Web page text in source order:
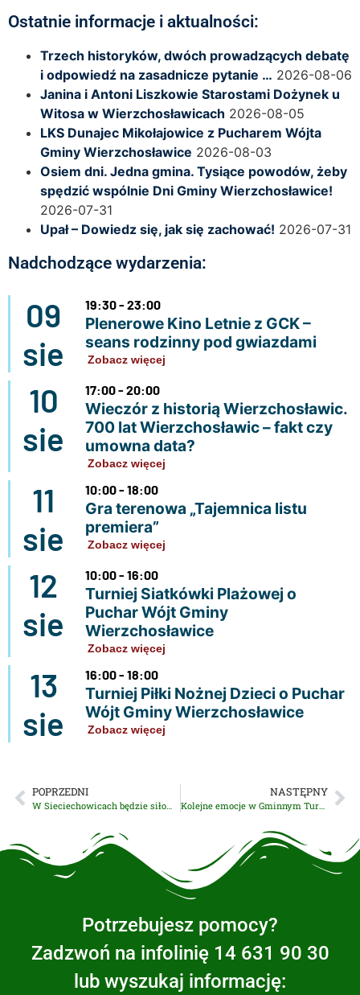
Ostatnie informacje i aktualności:
Trzech historyków, dwóch prowadzących debatę
i odpowiedź na zasadnicze pytanie … 2026-08-06
Janina i Antoni Liszkowie Starostami Dożynek u
Witosa w Wierzchosławicach 2026-08-05
LKS Dunajec Mikołajowice z Pucharem Wójta
Gminy Wierzchosławice 2026-08-03
Osiem dni. Jedna gmina. Tysiące powodów, żeby
spędzić wspólnie Dni Gminy Wierzchosławice!
2026-07-31
Upał – Dowiedz się, jak się zachować! 2026-07-31
Nadchodzące wydarzenia:
09
sie
19:30 - 23:00
Plenerowe Kino Letnie z GCK –
seans rodzinny pod gwiazdami
Zobacz więcej
10
sie
17:00 - 20:00
Wieczór z historią Wierzchosławic.
700 lat Wierzchosławic – fakt czy
umowna data?
Zobacz więcej
11
sie
10:00 - 18:00
Gra terenowa „Tajemnica listu
premiera”
Zobacz więcej
12
sie
10:00 - 16:00
Turniej Siatkówki Plażowej o
Puchar Wójt Gminy
Wierzchosławice
Zobacz więcej
13
sie
16:00 - 18:00
Turniej Piłki Nożnej Dzieci o Puchar
Wójt Gminy Wierzchosławice
Zobacz więcej
POPRZEDNI NASTĘPNY
Kolejne emocje w Gminnym Turnieju Pucharu Wójta
Potrzebujesz pomocy?
Zadzwoń na infolinię 14 631 90 30
lub wyszukaj informację: